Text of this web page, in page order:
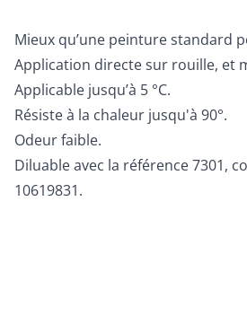
Mieux qu’une peinture standard
Application directe sur rouille, et
Applicable jusqu’à 5 °C.
Résiste à la chaleur jusqu'à 90°.
Odeur faible.
Diluable avec la référence 7301,
10619831.